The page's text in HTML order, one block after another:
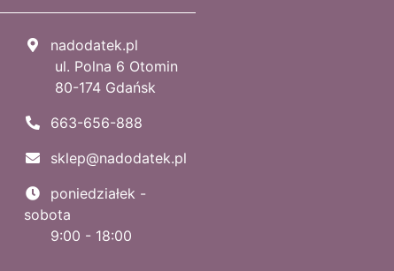
nadodatek.pl
ul. Polna 6 Otomin
80-174 Gdańsk
663-656-888
sklep@nadodatek.pl
poniedziałek -
sobota
9:00 - 18:00